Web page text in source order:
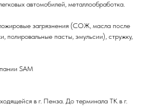
автомобилей, металлообработка.
загрязнения (СОЖ, масла после
полировальные пасты, эмульсии), стружку,
SAM
в г. Пенза. До терминала ТК в г.